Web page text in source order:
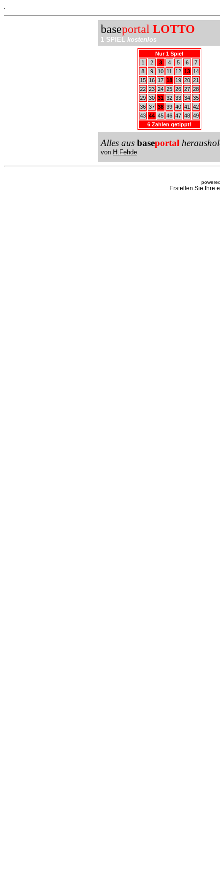
baseportal LOTTO
1 SPIEL kostenlos
Nur 1 Spiel
1
2 3 4 5 6
7
8
9 10 11 12 13
14
15
16 17 18 19 20 21
22 23 24 25 26 27 28
29 30 31 32 33 34 35
36 37 38 39 40 41
42
43 44 45 46 47 48 49
6 Zahlen getippt!
Alles aus baseportal
von H.Fehde
Erstellen Sie Ihre